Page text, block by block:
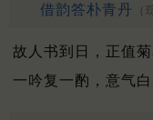
借韵答朴青丹 （
故人书到日，正值菊
一吟复一酌，意气白